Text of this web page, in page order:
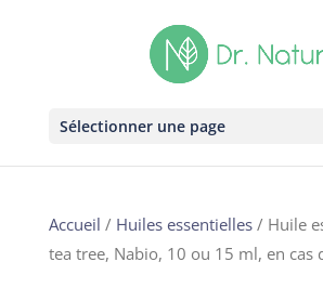
Sélectionner une page
Accueil / Huiles essentielles/ Huile
tea tree, Nabio, 10 ou 15 ml, en cas